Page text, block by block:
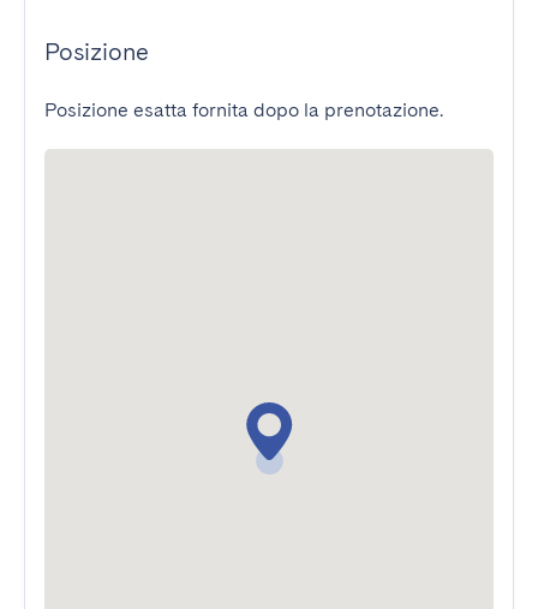
Posizione
Posizione esatta fornita dopo la prenotazione.